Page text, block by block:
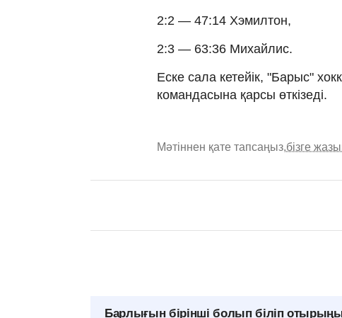
2:2 — 47:14 Хэмилтон,
2:3 — 63:36 Михайлис.
Еске сала кетейік, "Барыс"
командасына қарсы өткізеді.
Мәтіннен қате тапсаңыз,бізге
Барлығын бірінші болып біліп